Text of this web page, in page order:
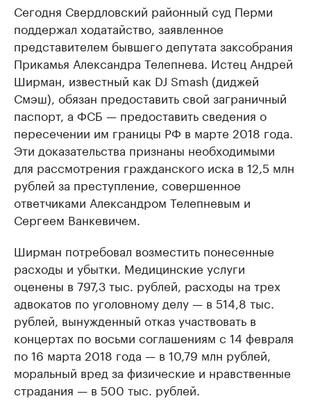
Сегодня Свердловский районный суд Перми
поддержал ходатайство, заявленное
представителем бывшего депутата заксобрания
Прикамья Александра Телепнева. Истец Андрей
Ширман, известный как DJ Smash (диджей
Смэш), обязан предоставить свой заграничный
паспорт, а ФСБ — предоставить сведения о
пересечении им границы РФ в марте 2018 года.
Эти доказательства признаны необходимыми
для рассмотрения гражданского иска в 12,5 млн
рублей за преступление, совершенное
ответчиками Александром Телепневым и
Сергеем Ванкевичем.
Ширман потребовал возместить понесенные
расходы и убытки. Медицинские услуги
оценены в 797,3 тыс. рублей, расходы на трех
адвокатов по уголовному делу — в 514,8 тыс.
рублей, вынужденный отказ участвовать в
концертах по восьми соглашениям с 14 февраля
по 16 марта 2018 года — в 10,79 млн рублей,
моральный вред за физические и нравственные
страдания — в 500 тыс. рублей.